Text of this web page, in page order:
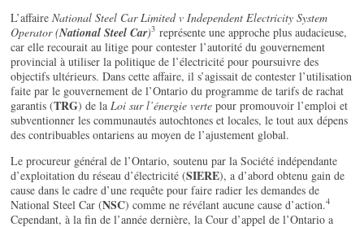
L’affaireNational Steel Car Limited v Independent Electricity System
Operator (National Steel Car)3 représente une approche plus audacieuse,
car elle recourait au litige pour contester l’autorité du gouvernement
provincial à utiliser la politique de l’électricité pour poursuivre des
objectifs ultérieurs. Dans cette affaire, il s’agissait de contester l’utilisation
faite par le gouvernement de l’Ontario du programme de tarifs de rachat
garantis (TRG) de la Loi sur l’énergie verte pour promouvoir l’emploi et
subventionner les communautés autochtones et locales, le tout aux dépens
des contribuables ontariens au moyen de l’ajustement global.
Le procureur général de l’Ontario, soutenu par la Société indépendante
d’exploitation du réseau d’électricité (SIERE), a d’abord obtenu gain de
cause dans le cadre d’une requête pour faire radier les demandes de
National Steel Car (NSC) comme ne révélant aucune cause d’action.4
Cependant, à la fin de l’année dernière, la Cour d’appel de l’Ontario a